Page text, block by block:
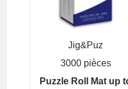
Jig&Puz
3000 pièces
Puzzle Roll Mat up